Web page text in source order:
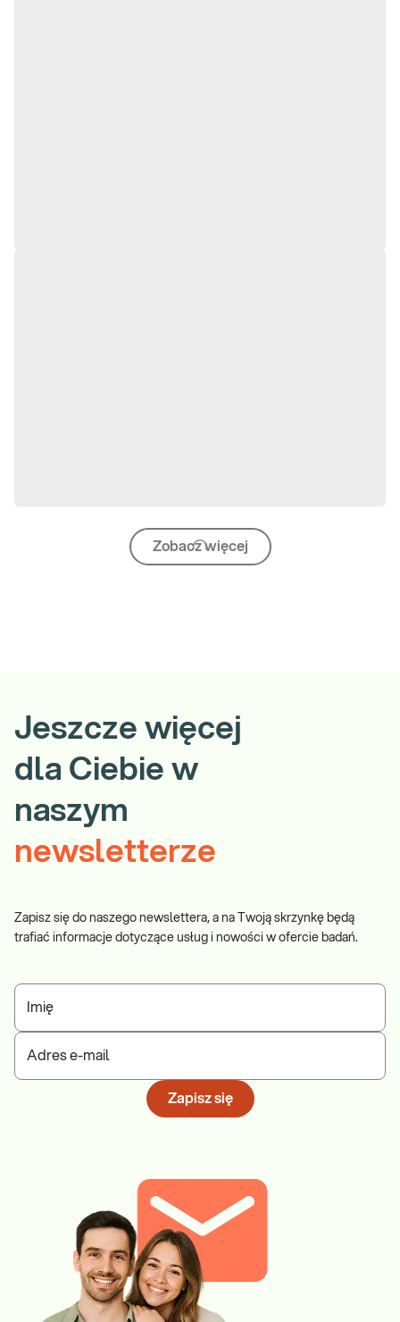
Zobacz więcej
Jeszcze więcej
dla Ciebie w
naszym
newsletterze
Zapisz się do naszego newslettera, a na Twoją skrzynkę będą
trafiać informacje dotyczące usług i nowości w ofercie badań.
Imię
Adres e-mail
Zapisz się